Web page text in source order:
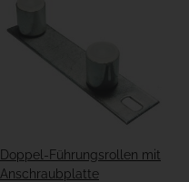
Doppel-Führungsrollen mit
Anschraubplatte